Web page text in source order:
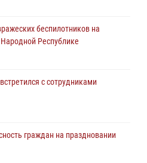
беспилотников на
Республике
с сотрудниками
граждан на праздновании